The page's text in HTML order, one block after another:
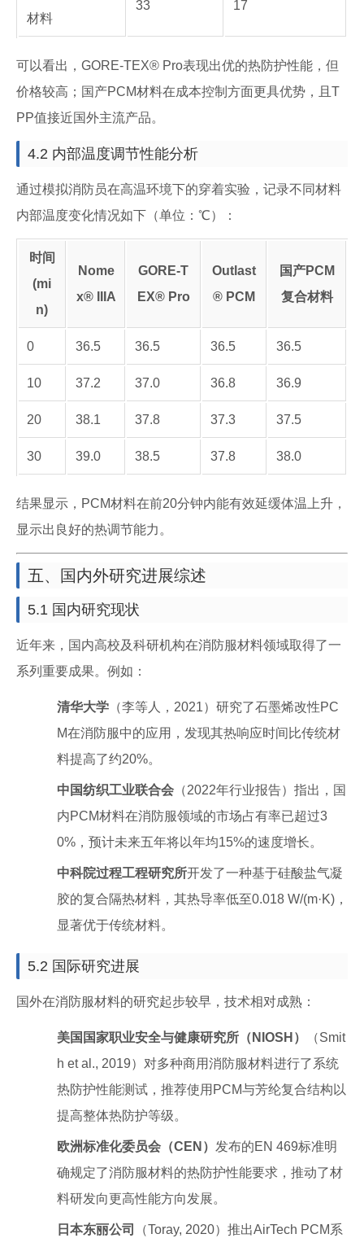
材料
33 17
可以看出，GORE-TEX® Pro表现出优的热防护性能，但
价格较高；国产PCM材料在成本控制方面更具优势，且T
PP值接近国外主流产品。
4.2 内部温度调节性能分析
通过模拟消防员在高温环境下的穿着实验，记录不同材料
内部温度变化情况如下（单位：℃）：
时间
(mi
n)
Nome
x® IIIA
GORE-T
EX® Pro
Outlast
® PCM
国产PCM
复合材料
0 36.5 36.5 36.5 36.5
10 37.2 37.0 36.8 36.9
20 38.1 37.8 37.3 37.5
30 39.0 38.5 37.8 38.0
结果显示，PCM材料在前20分钟内能有效延缓体温上升，
显示出良好的热调节能力。
五、国内外研究进展综述
5.1 国内研究现状
近年来，国内高校及科研机构在消防服材料领域取得了一
系列重要成果。例如：
清华大学 （李等人，2021）研究了石墨烯改性PC
M在消防服中的应用，发现其热响应时间比传统材
料提高了约20%。
中国纺织工业联合会 （2022年行业报告）指出，国
内PCM材料在消防服领域的市场占有率已超过3
0%，预计未来五年将以年均15%的速度增长。
中科院过程工程研究所开发了一种基于硅酸盐气凝
胶的复合隔热材料，其热导率低至0.018 W/(m·K)，
显著优于传统材料。
5.2 国际研究进展
国外在消防服材料的研究起步较早，技术相对成熟：
美国国家职业安全与健康研究所（NIOSH）
（Smit
h et al., 2019）对多种商用消防服材料进行了系统
热防护性能测试，推荐使用PCM与芳纶复合结构以
提高整体热防护等级。
欧洲标准化委员会（CEN） 发布的EN 469标准明
确规定了消防服材料的热防护性能要求，推动了材
料研发向更高性能方向发展。
日本东丽公司 （Toray, 2020）推出AirTech PCM系